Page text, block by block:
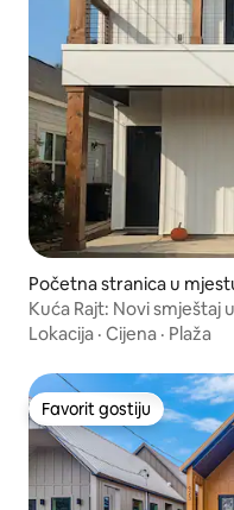
Početna stranica u
Kuća Rajt: Novi
Lokacija · Cijena · Plaža
Favorit gostiju
Favorit gostiju